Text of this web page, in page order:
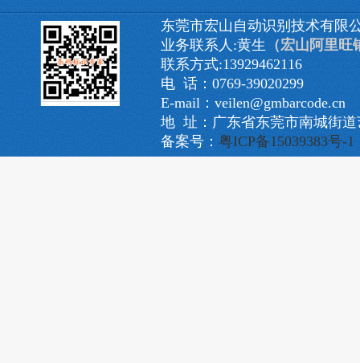
东莞市宏山自动识别技术有限
业务联系人:黄生 （宏山阿里旺
联系方式:13929462116
电 话：0769-39020299
E-mail：veilen@gmbarcode.cn
地 址：广东省东莞市南城街
备案号： 粤ICP备15039383号-1